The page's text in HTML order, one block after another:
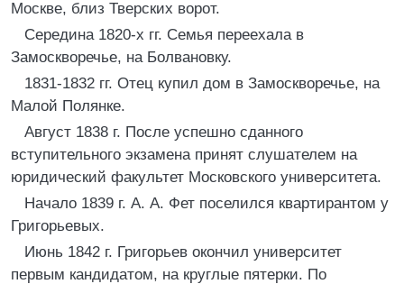
Москве, близ Тверских ворот.
Середина 1820-х гг. Семья переехала в
Замоскворечье, на Болвановку.
1831-1832 гг. Отец купил дом в Замоскворечье, на
Малой Полянке.
Август 1838 г. После успешно сданного
вступительного экзамена принят слушателем на
юридический факультет Московского университета.
Начало 1839 г. А. А. Фет поселился квартирантом у
Григорьевых.
Июнь 1842 г. Григорьев окончил университет
первым кандидатом, на круглые пятерки. По